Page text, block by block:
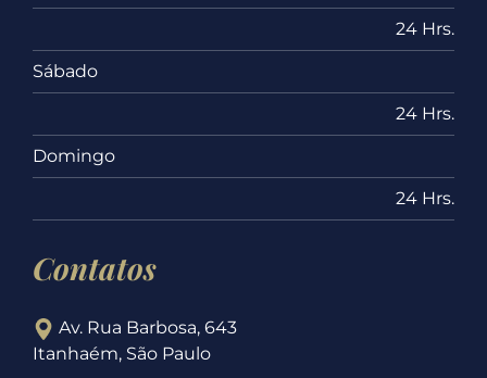
24 Hrs.
Sábado
24 Hrs.
Domingo
24 Hrs.
Contatos
Av. Rua Barbosa, 643
Itanhaém, São Paulo